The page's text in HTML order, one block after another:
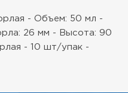
- Объем: 50 мл -
26 мм - Высота: 90
- 10 шт/упак -